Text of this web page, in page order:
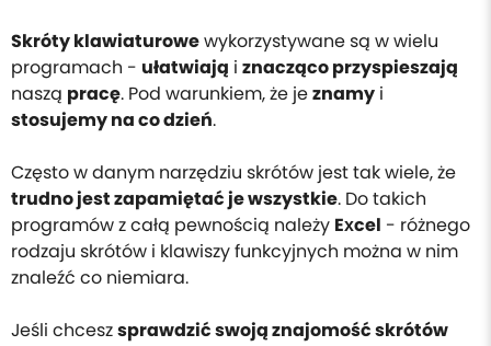
Skróty klawiaturowewykorzystywane są w wielu
programach - ułatwiają i znacząco przyspieszają
naszą pracę. Pod warunkiem, że jeznamy i
stosujemy na co dzień.
Często w danym narzędziu skrótów jest tak wiele, że
trudno jest zapamiętać je wszystkie. Do takich
programów z całą pewnością należy Excel - różnego
rodzaju skrótów i klawiszy funkcyjnych można w nim
znaleźć co niemiara.
Jeśli chceszsprawdzić swoją znajomość skrótów